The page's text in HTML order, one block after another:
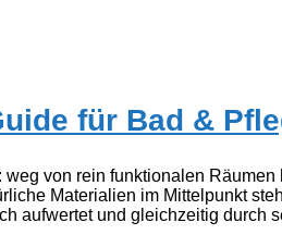
für Bad &
von rein funktionalen
Materialien im Mittelpunkt
aufwertet und gleichzeitig durch